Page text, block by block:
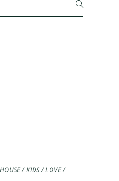
HOUSE KIDS
LOVE